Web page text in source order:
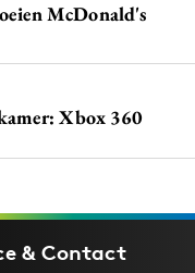
McDonald's
Xbox 360
& Contact